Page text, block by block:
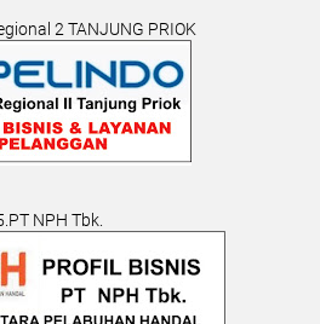
2 TANJUNG PRIOK
NPH Tbk.